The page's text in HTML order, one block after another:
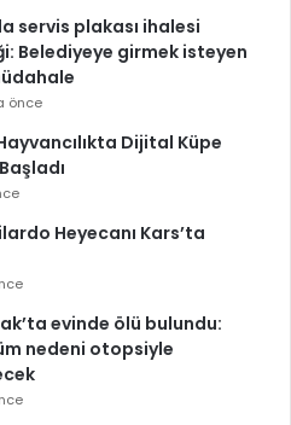
servis plakası ihalesi
Belediyeye girmek isteyen
önce
Dijital Küpe
Heyecanı Kars’ta
evinde ölü bulundu:
nedeni otopsiyle